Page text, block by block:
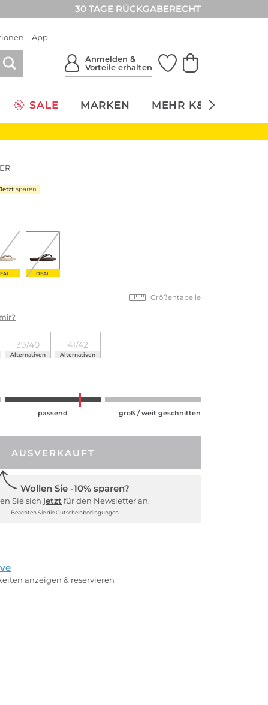
30 TAGE RÜCKGABERECHT
App
Anmelden &
Vorteile erhalten
SALE MARKEN MEHR K&Ö
Jetzt sparen
DEAL
Größentabelle
39/40
Alternativen
41/42
Alternativen
passend groß / weit geschnitten
AUSVERKAUFT
Wollen Sie -10% sparen?
Sie sich jetzt für den Newsletter an.
Beachten Sie die Gutscheinbedingungen.
anzeigen & reservieren